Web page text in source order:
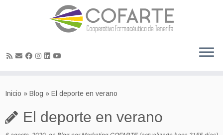
Inicio » Blog » El deporte en verano
El deporte en verano